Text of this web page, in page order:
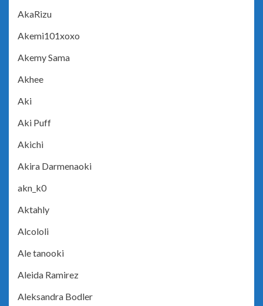
AkaRizu
Akemi101xoxo
Akemy Sama
Akhee
Aki
Aki Puff
Akichi
Akira Darmenaoki
akn_k0
Aktahly
Alcololi
Ale tanooki
Aleida Ramirez
Aleksandra Bodler